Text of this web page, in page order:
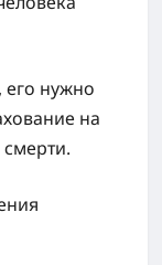
его нужно
на